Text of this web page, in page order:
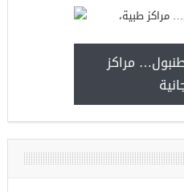
للسوريين في اسطنبول…